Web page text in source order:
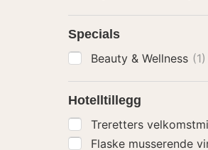
Specials
Beauty & Wellness (1)
Hotelltillegg
Treretters
Flaske musserende